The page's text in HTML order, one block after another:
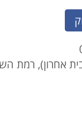
אחרון), רמת